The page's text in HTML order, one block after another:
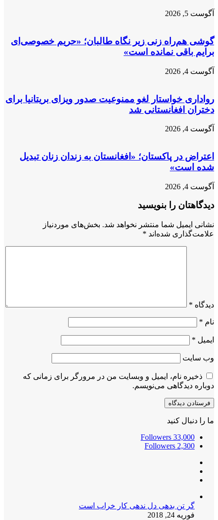
آگوست 5, 2026
گوشی هم‌راه زنی زیر نگاه طالبان؛ «حریم خصوصی‌ای
برایم باقی نمانده است»
آگوست 4, 2026
رواداری خواستار لغو ممنوعیت صدور ویزای بریتانیا برای
دختران افغانستانی شد
آگوست 4, 2026
اعتراض در پاکستان؛ «افغانستان به زندان زنان تبدیل
شده است»
آگوست 4, 2026
دیدگاهتان را بنویسید
نشانی ایمیل شما منتشر نخواهد شد. بخش‌های موردنیاز
علامت‌گذاری شده‌اند *
دیدگاه *
نام *
ایمیل *
وب‌ سایت
ذخیره نام، ایمیل و وبسایت من در مرورگر برای زمانی که
دوباره دیدگاهی می‌نویسم.
ما را دنبال کنید
33,000
Followers
2,300
Followers
گر تن بدهی دل ندهی کار خراب است
فوریه 24, 2018